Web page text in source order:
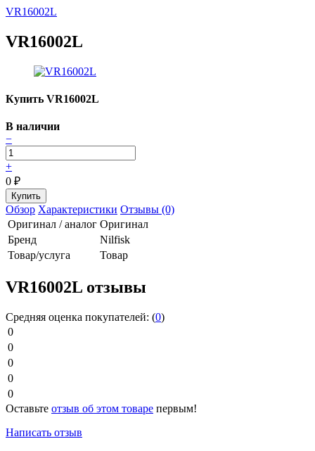
VR16002L
VR16002L
Купить VR16002L
В наличии
−
+
0 ₽
Обзор Характеристики Отзывы (0)
Оригинал / аналог Оригинал
Бренд
Nilfisk
Товар/услуга
Товар
VR16002L отзывы
Средняя оценка покупателей: (0)
0
0
0
0
0
Оставьте отзыв об этом товаре первым!
Написать отзыв